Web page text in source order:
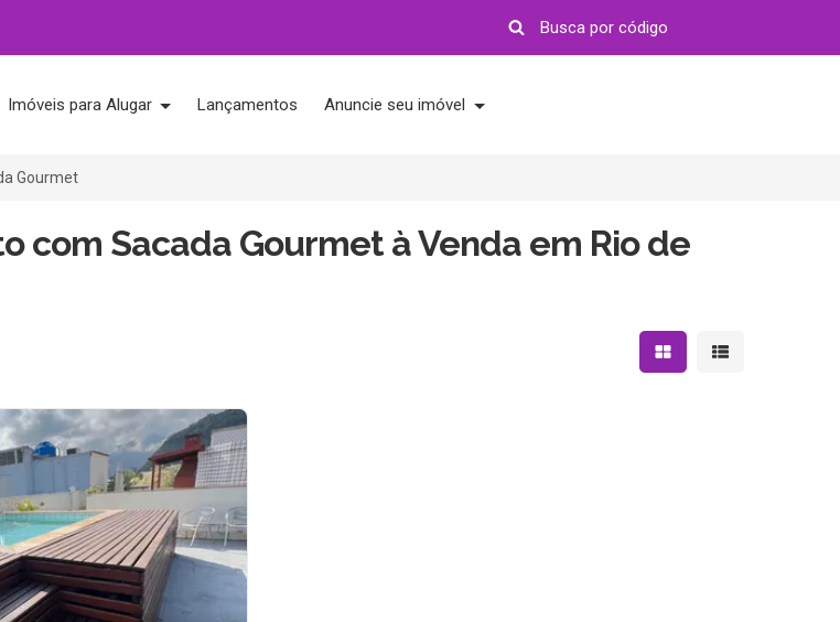
Imóveis para Alugar Lançamentos Anuncie seu imóvel
Gourmet
com Sacada Gourmet à Venda em Rio de
Mostrar resultados em
Mostrar